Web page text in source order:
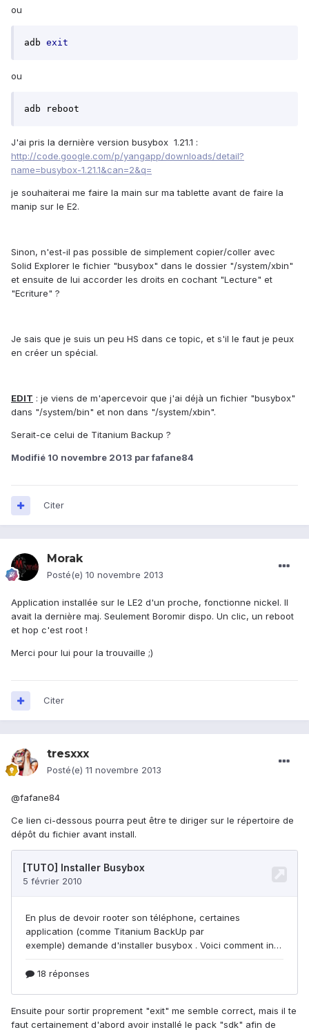
ou
adb exit
ou
adb reboot
J'ai pris la dernière version busybox 1.21.1 :
http://code.google.com/p/yangapp/downloads/detail?
name=busybox-1.21.1&can=2&q=
je souhaiterai me faire la main sur ma tablette avant de faire la
manip sur le E2.
Sinon, n'est-il pas possible de simplement copier/coller avec
Solid Explorer le fichier "busybox" dans le dossier "/system/xbin"
et ensuite de lui accorder les droits en cochant "Lecture" et
"Ecriture" ?
Je sais que je suis un peu HS dans ce topic, et s'il le faut je peux
en créer un spécial.
EDIT : je viens de m'apercevoir que j'ai déjà un fichier "busybox"
dans "/system/bin" et non dans "/system/xbin".
Serait-ce celui de Titanium Backup ?
Modifié 10 novembre 2013 par fafane84
Citer
Morak
Posté(e) 10 novembre 2013
Application installée sur le LE2 d'un proche, fonctionne nickel. Il
avait la dernière maj. Seulement Boromir dispo. Un clic, un reboot
et hop c'est root !
Merci pour lui pour la trouvaille ;)
Citer
tresxxx
Posté(e) 11 novembre 2013
@fafane84
Ce lien ci-dessous pourra peut être te diriger sur le répertoire de
dépôt du fichier avant install.
Ensuite pour sortir proprement "exit" me semble correct, mais il te
faut certainement d'abord avoir installé le pack "sdk" afin de